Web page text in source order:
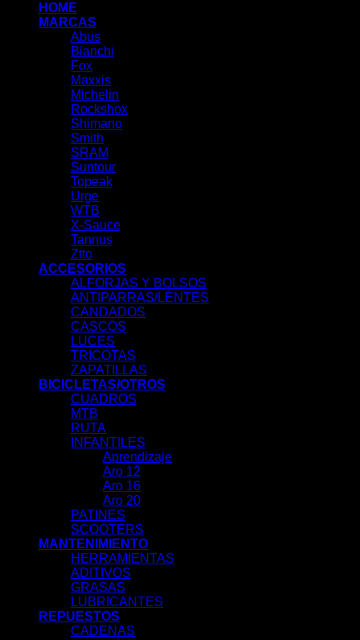
HOME
MARCAS
Abus
Bianchi
Fox
Maxxis
Michelin
Rockshox
Shimano
Smith
SRAM
Suntour
Topeak
Urge
WTB
X-Sauce
Tannus
Ztto
ACCESORIOS
ALFORJAS Y BOLSOS
ANTIPARRAS/LENTES
CANDADOS
CASCOS
LUCES
TRICOTAS
ZAPATILLAS
BICICLETAS/OTROS
CUADROS
MTB
RUTA
INFANTILES
Aprendizaje
Aro 12
Aro 16
Aro 20
PATINES
SCOOTERS
MANTENIMIENTO
HERRAMIENTAS
ADITIVOS
GRASAS
LUBRICANTES
REPUESTOS
CADENAS